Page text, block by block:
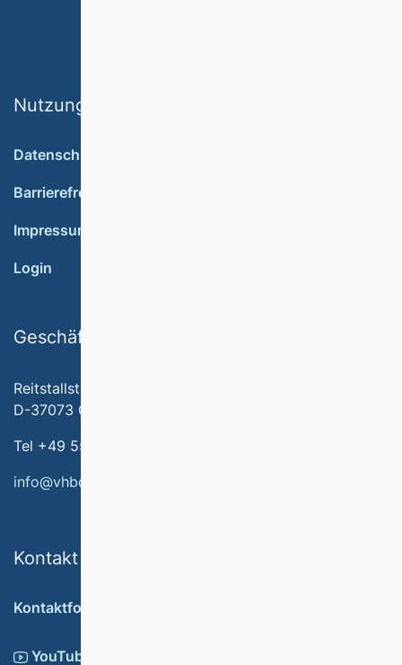
Nutzungsbedingungen
Datenschutz
Barrierefreiheit
Impressum
Login
Geschäftsstelle
Reitstallstr. 7
D-37073 Göttingen
Tel +49 551 79778-566
info@vhbonline.org
Kontakt
Kontaktformular
YouTube